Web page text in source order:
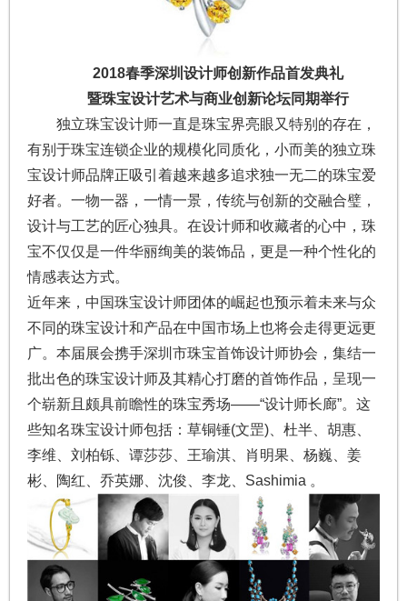
2018春季深圳设计师创新作品首发典礼
暨珠宝设计艺术与商业创新论坛同期举行
独立珠宝设计师一直是珠宝界亮眼又特别的存在，
有别于珠宝连锁企业的规模化同质化，小而美的独立珠
宝设计师品牌正吸引着越来越多追求独一无二的珠宝爱
好者。一物一器，一情一景，传统与创新的交融合璧，
设计与工艺的匠心独具。在设计师和收藏者的心中，珠
宝不仅仅是一件华丽绚美的装饰品，更是一种个性化的
情感表达方式。
近年来，中国珠宝设计师团体的崛起也预示着未来与众
不同的珠宝设计和产品在中国市场上也将会走得更远更
广。本届展会携手深圳市珠宝首饰设计师协会，集结一
批出色的珠宝设计师及其精心打磨的首饰作品，呈现一
个崭新且颇具前瞻性的珠宝秀场——“设计师长廊”。这
些知名珠宝设计师包括：草铜锤(文罡)、杜半、胡惠、
李维、刘柏铄、谭莎莎、王瑜淇、肖明果、杨巍、姜
彬、陶红、乔英娜、沈俊、李龙、Sashimia 。